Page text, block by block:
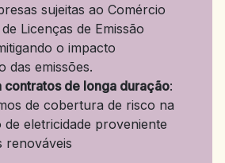
sujeitas ao Comércio
Licenças de Emissão
o impacto
das emissões.
contratos de longa duração:
de cobertura de risco na
de eletricidade proveniente
renováveis